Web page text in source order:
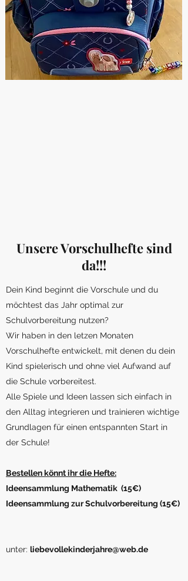
Unsere Vorschulhefte sind
da!!!
Dein Kind beginnt die Vorschule und du
möchtest das Jahr optimal zur
Schulvorbereitung nutzen?
Wir haben in den letzen Monaten
Vorschulhefte entwickelt, mit denen du dein
Kind spielerisch und ohne viel Aufwand auf
die Schule vorbereitest.
Alle Spiele und Ideen lassen sich einfach in
den Alltag integrieren und trainieren wichtige
Grundlagen für einen entspannten Start in
der Schule!
Bestellen könnt ihr die Hefte:
Ideensammlung Mathematik (15€)
Ideensammlung zur Schulvorbereitung (15€)
unter: liebevollekinderjahre@web.de